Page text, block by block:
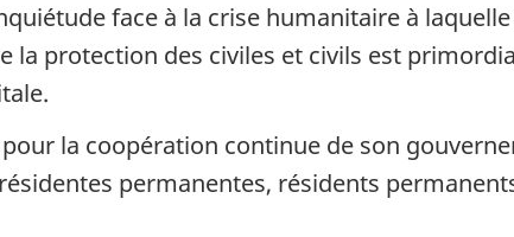
face à la crise humanitaire à
la protection des civiles et civils est
la coopération continue de son
permanentes, résidents